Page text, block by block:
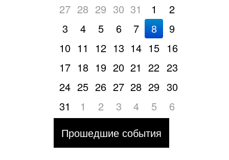
27 28 29 30 31 1
2
3
4 5 6 7 8
9
10 11 12 13 14 15 16
17 18 19 20 21 22 23
24 25 26 27 28 29 30
31
1 2 3 4 5
6
Прошедшие события